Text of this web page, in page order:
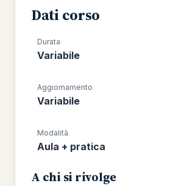
Dati corso
Durata
Variabile
Aggiornamento
Variabile
Modalità
Aula + pratica
A chi si rivolge